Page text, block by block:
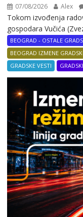
07/08/2026 Alex
Tokom izvođenja
gospodara Vučića
BEOGRAD - OSTALE
BEOGRAD IZMENE
GRADSKE VESTI